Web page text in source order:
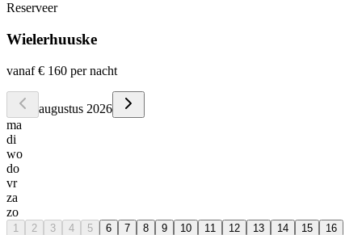
Reserveer
Wielerhuuske
vanaf € 160 per nacht
augustus 2026
ma
di
wo
do
vr
za
zo
1 2 3 4 5 6 7 8 9 10 11 12 13 14 15
16